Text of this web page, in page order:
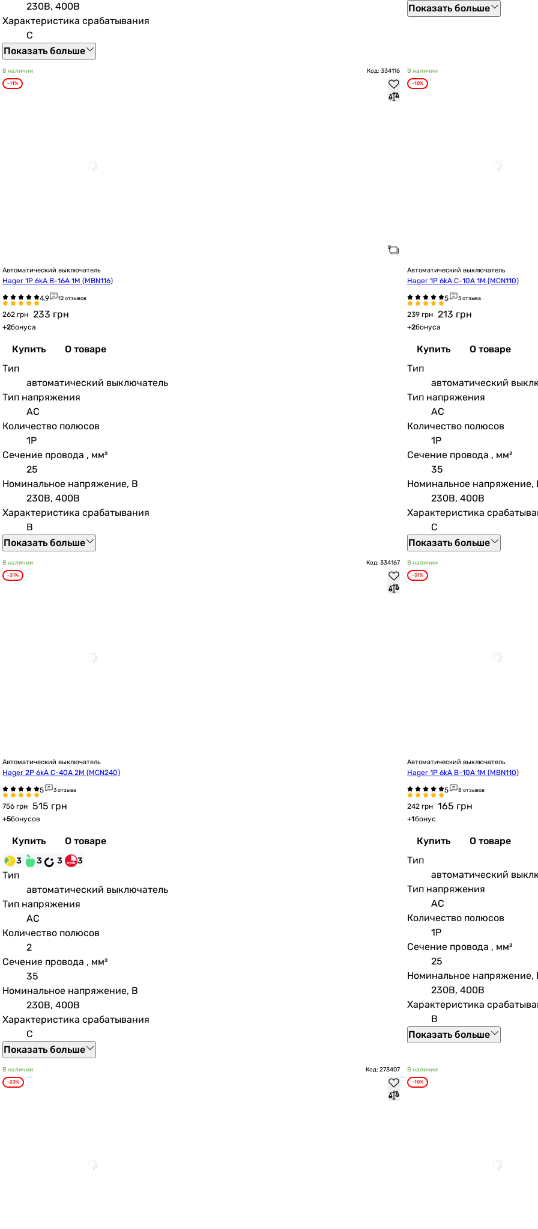
230В, 400В
Характеристика срабатывания
C
Показать больше
Показать больше
В наличии Код: 334116
-11%
Автоматический выключатель
Hager 1P 6kA B-16A 1M (MBN116)
12 отзывов
262 грн 233 грн
+2бонуса
Купить
О товаре
Тип
автоматический выключатель
Тип напряжения
AC
Количество полюсов
1P
Сечение провода , мм²
25
Номинальное напряжение, В
230В, 400В
Характеристика срабатывания
B
Показать больше
В наличии
-10%
Автоматический выключатель
Hager 1P 6kA C-10A 1M (MCN110)
3 отзыва
239 грн 213 грн
+2бонуса
Купить
О товаре
Тип
автоматический
Тип напряжения
AC
Количество полюсов
1P
Сечение провода , мм²
35
Номинальное напряжение,
230В, 400В
Характеристика
C
Показать больше
В наличии Код: 334167
-31%
Автоматический выключатель
Hager 2P 6kA C-40A 2M (MCN240)
3 отзыва
756 грн 515 грн
+5бонусов
Купить О товаре
3 3 3 3
Тип
автоматический выключатель
Тип напряжения
AC
Количество полюсов
2
Сечение провода , мм²
35
Номинальное напряжение, В
230В, 400В
Характеристика срабатывания
C
Показать больше
В наличии
-31%
Автоматический выключатель
Hager 1P 6kA B-10A 1M (MBN110)
8 отзывов
242 грн 165 грн
+1бонус
Купить
О товаре
Тип
автоматический
Тип напряжения
AC
Количество полюсов
1P
Сечение провода , мм²
25
Номинальное напряжение,
230В, 400В
Характеристика
B
Показать больше
В наличии Код: 273407
-23%
В наличии
-10%